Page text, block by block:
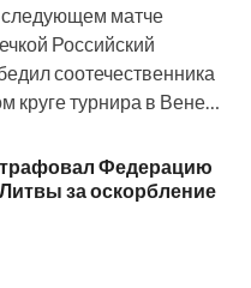
следующем матче
Российский
соотечественника
круге турнира в Вене…
Федерацию
за оскорбление